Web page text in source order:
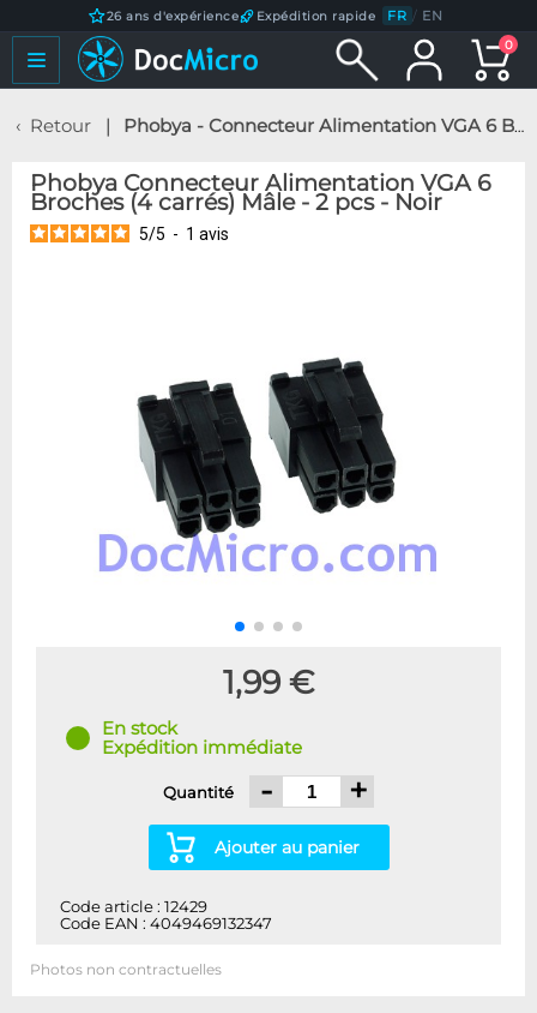
26 ans d'expérience Expédition rapide FR / EN
0
Retour Phobya - Connecteur Alimentation VGA 6 Broches (4 carrés) Mâle - 2 pcs - Noir
Phobya Connecteur Alimentation VGA 6
Broches (4 carrés) Mâle - 2 pcs - Noir
5/5 - 1 avis
1,99 €
En stock
Expédition immédiate
Quantité - +
Ajouter au panier
Code article : 12429
Code EAN : 4049469132347
Photos non contractuelles